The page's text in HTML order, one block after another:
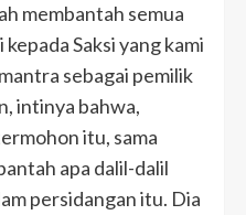
membantah semua
Saksi yang kami
sebagai pemilik
intinya bahwa,
itu, sama
apa dalil-dalil
persidangan itu. Dia